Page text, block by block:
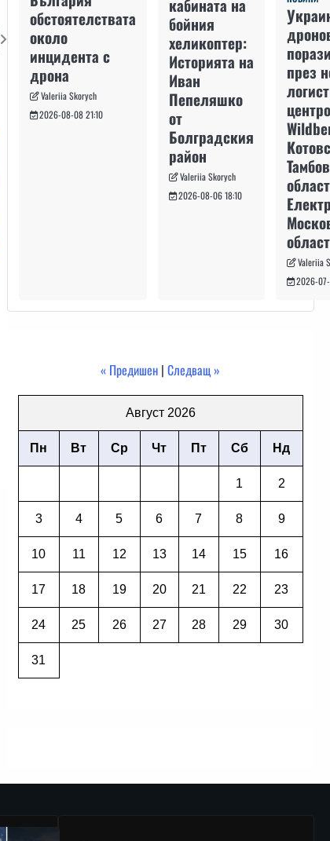
обстоятелствата
около
инцидента с
дрона
Valeriia Skorych
2026-08-08 21:10
кабината на
бойния
хеликоптер:
Историята на
Иван
Пепеляшко
от
Болградския
район
Valeriia Skorych
2026-08-06 18:10
през
област
Valeriia
2026-
« Предишен |Следващ »
Август 2026
Пн Вт Ср Чт Пт Сб Нд
1 2
3 4 5 6 7 8 9
10 11 12 13 14 15 16
17 18 19 20 21 22 23
24 25 26 27 28 29 30
31